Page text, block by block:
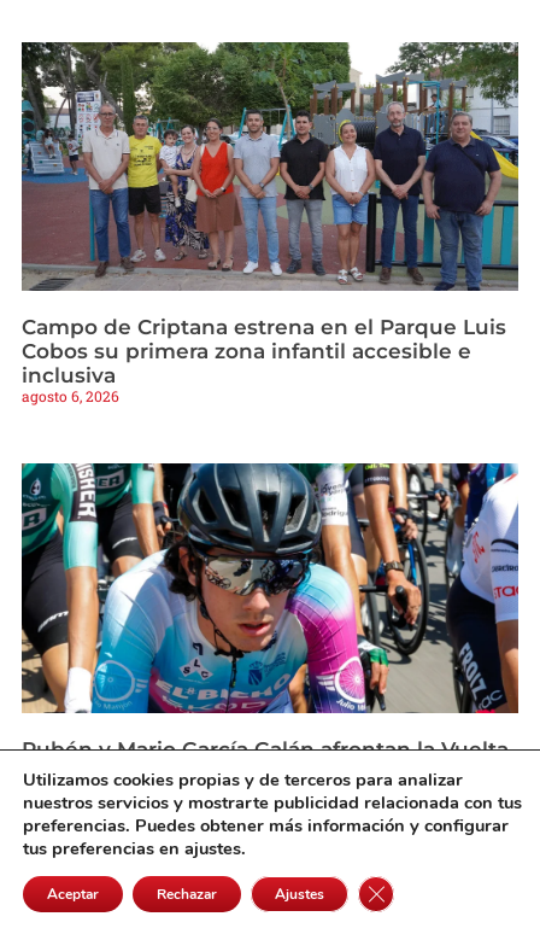
Campo de Criptana estrena en el Parque Luis
Cobos su primera zona infantil accesible e
inclusiva
agosto 6, 2026
Rubén y Mario García Galán afrontan la Vuelta
a Castilla-La Mancha Leader en forma
agosto 6, 2026
Utilizamos cookies propias y de terceros para analizar
nuestros servicios y mostrarte publicidad relacionada con tus
preferencias. Puedes obtener más información y configurar
tus preferencias en ajustes.
Aceptar Rechazar Ajustes Cerrar el banner de